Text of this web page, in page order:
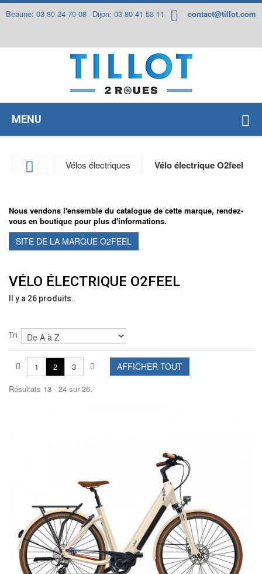
Beaune: 03 80 24 70 08 Dijon: 03 80 41 53 11 contact@tillot.com
MENU
Vélos électriques Vélo électrique O2feel
Nous vendons l'ensemble du catalogue de cette marque, rendez-
vous en boutique pour plus d'informations.
SITE DE LA MARQUE O2FEEL
VÉLO ÉLECTRIQUE O2FEEL
Il y a 26 produits.
Tri
AFFICHER TOUT
1 2
3
Résultats 13 - 24 sur 26.
Panneau de gestion des cookies